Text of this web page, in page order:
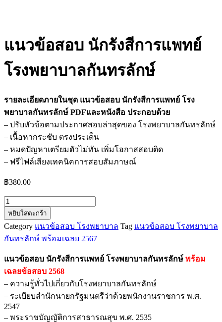
แนวข้อสอบ นักรังสีการแพทย์
โรงพยาบาลกันทรลักษ์
รายละเอียดภายในชุด แนวข้อสอบ นักรังสีการแพทย์ โรง
พยาบาลกันทรลักษ์ PDFและหนังสือ ประกอบด้วย
– ปรับหัวข้อตามประกาศสอบล่าสุดของ โรงพยาบาลกันทรลักษ์
– เนื้อหากระชับ ตรงประเด็น
– หมดปัญหาเตรียมตัวไม่ทัน เพิ่มโอกาสสอบติด
– ฟรีไฟล์เสียงเทคนิคการสอบสัมภาษณ์
฿380.00
จำนวน
แนว
ข้อสอบ
นัก
การ
แพทย์
โรง
พยาบาล
กันทรลักษ์
หยิบใส่ตะกร้า
Category แนวข้อสอบ โรงพยาบาล Tag แนวข้อสอบ โรงพยาบาล
กันทรลักษ์ พร้อมเฉลย 2567
แนวข้อสอบ นักรังสีการแพทย์ โรงพยาบาลกันทรลักษ์ พร้อม
เฉลยข้อสอบ 2568
– ความรู้ทั่วไปเกี่ยวกับโรงพยาบาลกันทรลักษ์
– ระเบียบสำนักนายกรัฐมนตรีว่าด้วยพนักงานราชการ พ.ศ.
2547
– พระราชบัญญัติการสาธารณสุข พ.ศ. 2535